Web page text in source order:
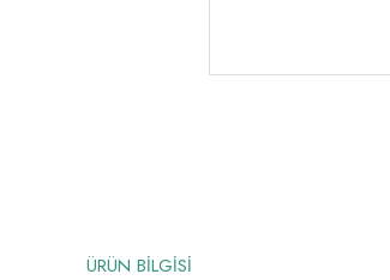
ÜRÜN BİLGİSİ